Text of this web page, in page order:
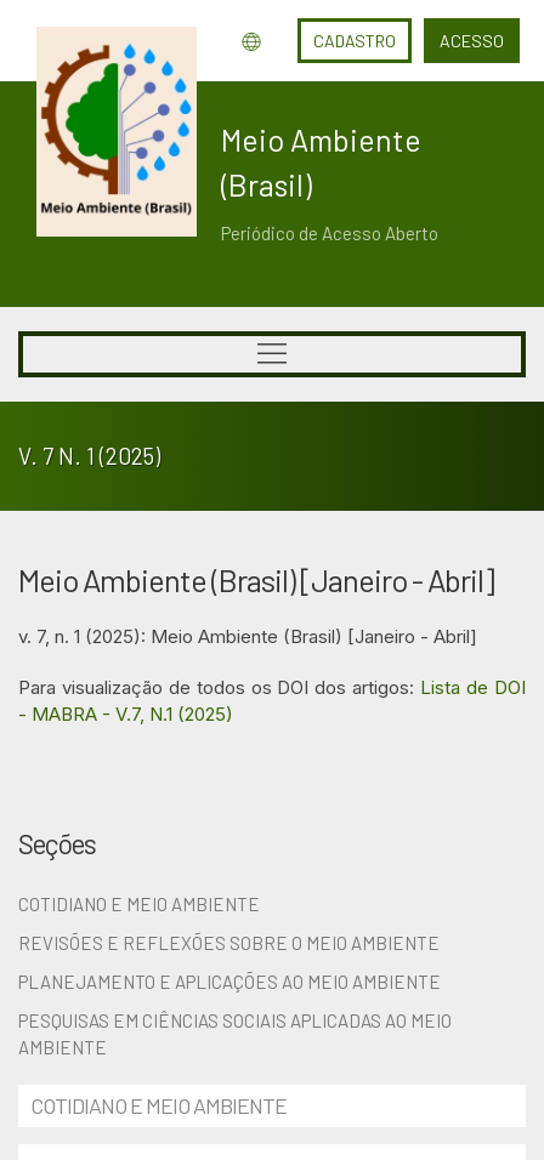
CADASTRO ACESSO
Meio Ambiente
(Brasil)
Periódico de Acesso Aberto
V. 7 N. 1 (2025)
Meio Ambiente (Brasil) [Janeiro - Abril]
v. 7, n. 1 (2025): Meio Ambiente (Brasil) [Janeiro - Abril]
Para visualização de todos os DOI dos artigos: Lista de DOI
- MABRA - V.7, N.1 (2025)
Seções
COTIDIANO E MEIO AMBIENTE
REVISÕES E REFLEXÕES SOBRE O MEIO AMBIENTE
PLANEJAMENTO E APLICAÇÕES AO MEIO AMBIENTE
PESQUISAS EM CIÊNCIAS SOCIAIS APLICADAS AO MEIO
AMBIENTE
COTIDIANO E MEIO AMBIENTE